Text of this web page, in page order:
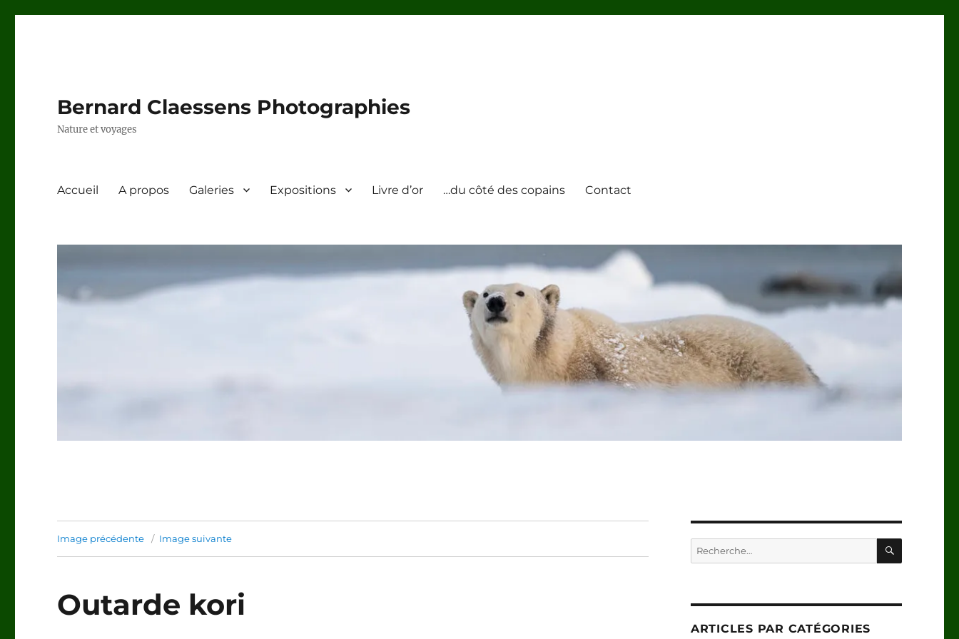
Bernard Claessens Photographies
Nature et voyages
Accueil A propos Galeries Expositions Livre d’or …du côté des copains Contact
Image précédente Image suivante
Outarde kori
Recherche
pour :
ARTICLES PAR CATÉGORIES